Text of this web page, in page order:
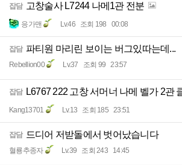
잡담 고창술사 L7244 나메1관 전분
응가맨 Lv.46 조회 198 00:08
잡담 파티원 마리린 보이는 버그있따는데...
Rebellion00 Lv.37 조회 99 23:57
잡담 L6767 222 고창 서머너 나메 벨가 2관
Kang13701 Lv.13 조회 185 23:51
잡담 드디어 저받돌에서 벗어났습니다
혈룡추종자 Lv.39 조회 243 14:45